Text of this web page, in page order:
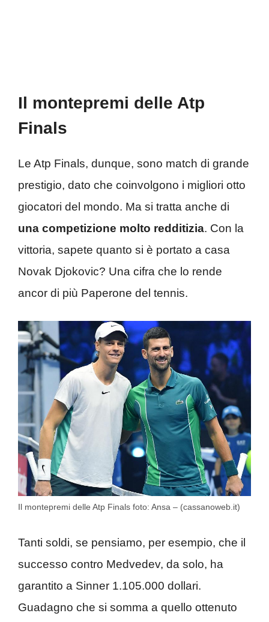
Il montepremi delle Atp
Finals
Le Atp Finals, dunque, sono match di grande
prestigio, dato che coinvolgono i migliori otto
giocatori del mondo. Ma si tratta anche di
una competizione molto redditizia. Con la
vittoria, sapete quanto si è portato a casa
Novak Djokovic? Una cifra che lo rende
ancor di più Paperone del tennis.
Il montepremi delle Atp Finals foto: Ansa – (cassanoweb.it)
Tanti soldi, se pensiamo, per esempio, che il
successo contro Medvedev, da solo, ha
garantito a Sinner 1.105.000 dollari.
Guadagno che si somma a quello ottenuto